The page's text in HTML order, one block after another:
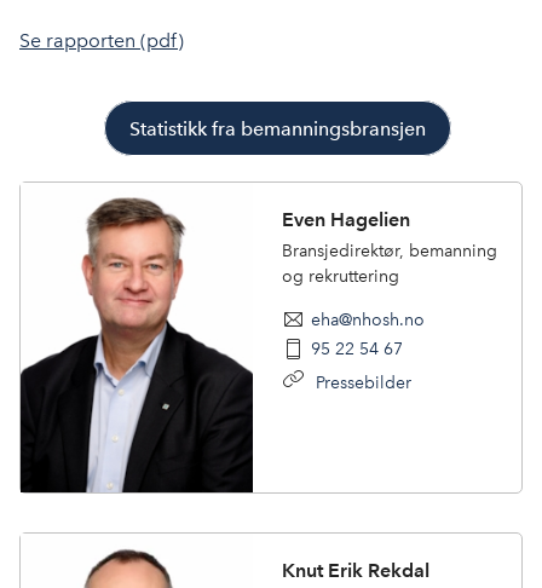
Se rapporten (pdf)
Statistikk fra bemanningsbransjen
Even Hagelien
Bransjedirektør, bemanning
og rekruttering
eha@nhosh.no
95 22 54 67
Pressebilder
Knut Erik Rekdal